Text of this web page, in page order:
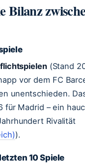
Bilanz
(Stand
vor dem FC
unentschieden.
für Madrid – ein
Rivalität
).
10 Spiele